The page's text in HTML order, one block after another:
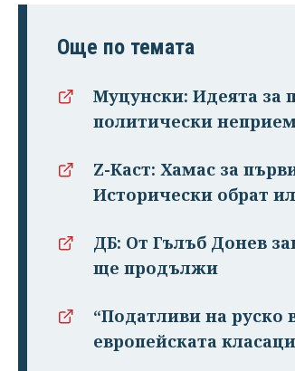
Още по темата
Муцунски: Идеята за
политически
Z-Каст: Хамас за
Исторически обрат
ДБ: От Гълъб Донев
ще продължи
“Податливи на руско
европейската